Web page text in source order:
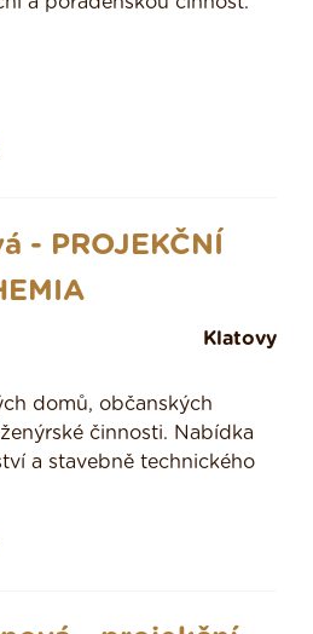
- PROJEKČNÍ
Klatovy
domů, občanských
činnosti. Nabídka
a stavebně technického